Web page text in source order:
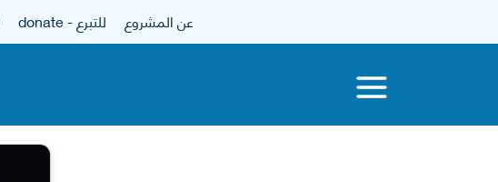
عن المشروع للتبرع - donate